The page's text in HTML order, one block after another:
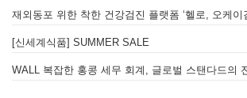
재외동포 위한 착한 건강검진 플랫폼 ‘헬로, 오케이
[신세계식품] SUMMER SALE